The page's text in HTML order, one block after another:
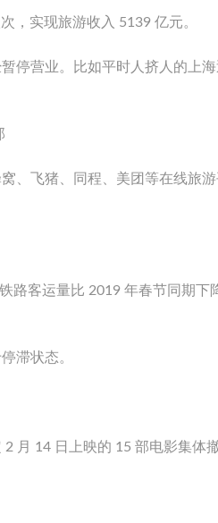
，实现旅游收入 5139 亿元。
停营业。比如平时人挤人的上
、飞猪、同程、美团等在线旅
路客运量比 2019 年春节同期下
滞状态。
月 14 日上映的 15 部电影集体